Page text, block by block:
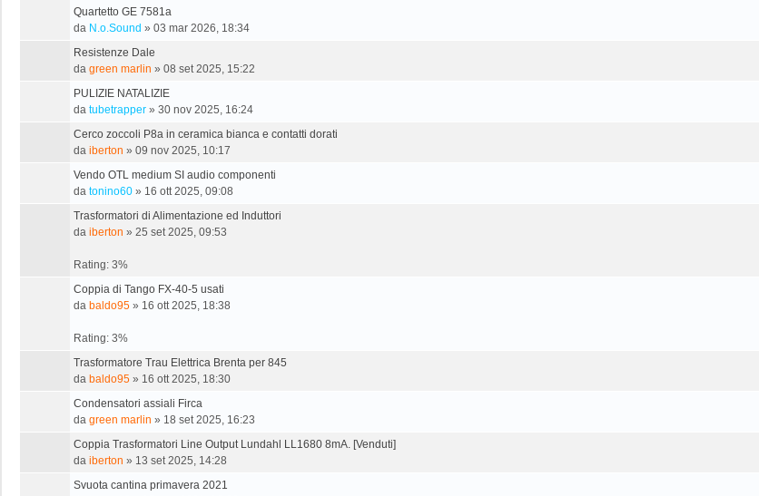
Quartetto GE 7581a
da N.o.Sound » 03 mar 2026, 18:34
Resistenze Dale
da green marlin » 08 set 2025, 15:22
PULIZIE NATALIZIE
da tubetrapper » 30 nov 2025, 16:24
Cerco zoccoli P8a in ceramica bianca e contatti dorati
da iberton » 09 nov 2025, 10:17
Vendo OTL medium SI audio componenti
da tonino60 » 16 ott 2025, 09:08
Trasformatori di Alimentazione ed Induttori
da iberton » 25 set 2025, 09:53
Rating: 3%
Coppia di Tango FX-40-5 usati
da baldo95 » 16 ott 2025, 18:38
Rating: 3%
Trasformatore Trau Elettrica Brenta per 845
da baldo95 » 16 ott 2025, 18:30
Condensatori assiali Firca
da green marlin » 18 set 2025, 16:23
Coppia Trasformatori Line Output Lundahl LL1680 8mA. [Venduti]
da iberton » 13 set 2025, 14:28
Svuota cantina primavera 2021